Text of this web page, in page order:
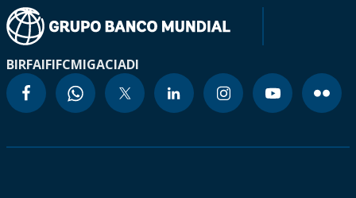
BIRFAIFIFCMIGACIADI